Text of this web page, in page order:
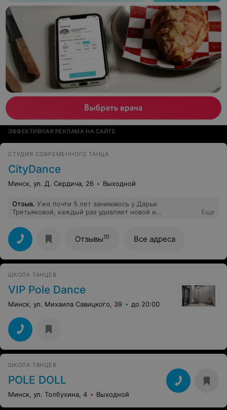
ЭФФЕКТИВНАЯ РЕКЛАМА НА САЙТЕ
СТУДИЯ СОВРЕМЕННОГО ТАНЦА
CityDance
Минск, ул. Д. Сердича, 26 Выходной
Отзыв. Уже почти 5 лет занимаюсь у Дарьи
Третьяковой, каждый раз удивляет новой и
Еще
Отзывы10 Все адреса
ШКОЛА ТАНЦЕВ
VIP Pole Dance
Минск, ул. Михаила Савицкого, 39 до 20:00
ШКОЛА ТАНЦЕВ
POLE DOLL
Минск, ул. Толбухина, 4 Выходной